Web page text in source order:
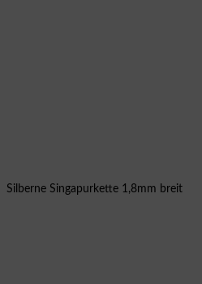
Silberne Singapurkette 1,8mm breit